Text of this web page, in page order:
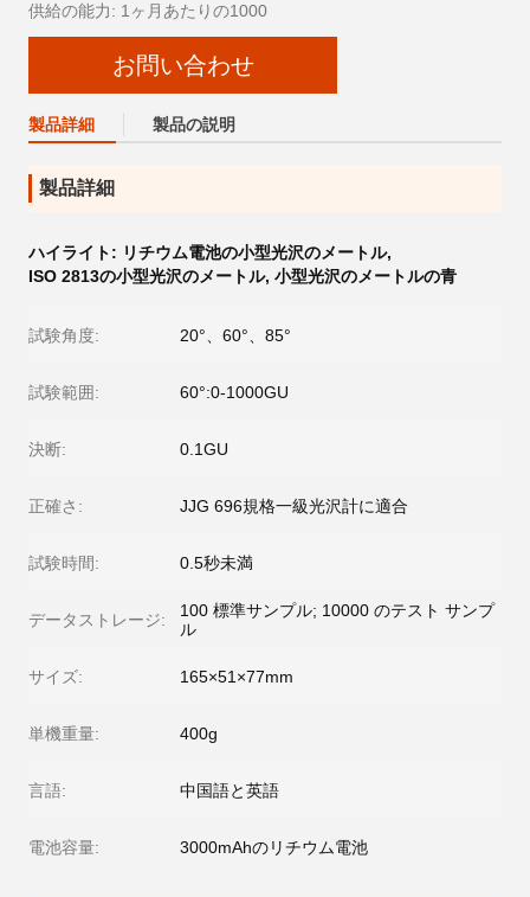
供給の能力: 1ヶ月あたりの1000
お問い合わせ
製品詳細 製品の説明
製品詳細
ハイライト: リチウム電池の小型光沢のメートル,
ISO 2813の小型光沢のメートル, 小型光沢のメートルの青
試験角度: 20°、60°、85°
試験範囲: 60°:0-1000GU
決断: 0.1GU
正確さ: JJG 696規格一級光沢計に適合
試験時間: 0.5秒未満
データストレージ:
100 標準サンプル; 10000 のテスト サンプ
ル
サイズ: 165×51×77mm
単機重量: 400g
言語: 中国語と英語
電池容量: 3000mAhのリチウム電池